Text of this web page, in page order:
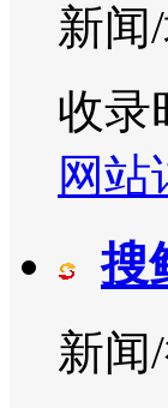
新闻
收录
网站
搜
新闻